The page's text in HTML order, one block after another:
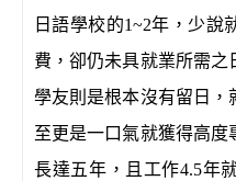
日語學校的1~2年，少說
費，卻仍未具就業所需
學友則是根本沒有留日，
至更是一口氣就獲得高
長達五年，且工作4.5年